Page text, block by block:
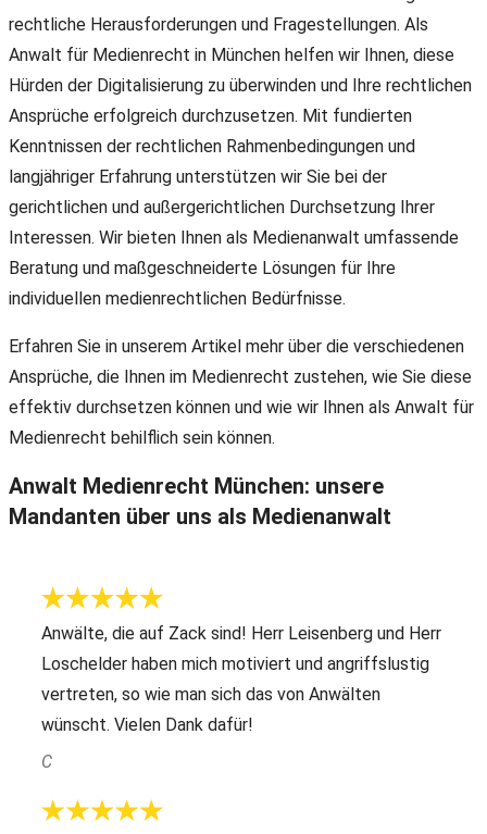
rechtliche Herausforderungen und Fragestellungen. Als
Anwalt für Medienrecht in München helfen wir Ihnen, diese
Hürden der Digitalisierung zu überwinden und Ihre rechtlichen
Ansprüche erfolgreich durchzusetzen. Mit fundierten
Kenntnissen der rechtlichen Rahmenbedingungen und
langjähriger Erfahrung unterstützen wir Sie bei der
gerichtlichen und außergerichtlichen Durchsetzung Ihrer
Interessen. Wir bieten Ihnen als Medienanwalt umfassende
Beratung und maßgeschneiderte Lösungen für Ihre
individuellen medienrechtlichen Bedürfnisse.
Erfahren Sie in unserem Artikel mehr über die verschiedenen
Ansprüche, die Ihnen im Medienrecht zustehen, wie Sie diese
effektiv durchsetzen können und wie wir Ihnen als Anwalt für
Medienrecht behilflich sein können.
Anwalt Medienrecht München: unsere
Mandanten über uns als Medienanwalt
Anwälte, die auf Zack sind! Herr Leisenberg und Herr
Loschelder haben mich motiviert und angriffslustig
vertreten, so wie man sich das von Anwälten
wünscht. Vielen Dank dafür!
C